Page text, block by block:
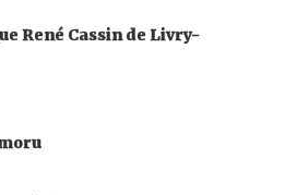
René Cassin de Livry-